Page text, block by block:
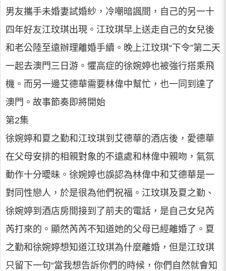
男友攜手未婚妻試婚紗，冷嘲暗諷間，自己的另一十
四年好友江玟琪出現。江玟琪早上送走自己的女兒後
和老公陸至遠辦理離婚手續。晚上江玟琪“下令”第二天
一起去澳門三日游。懼高症的徐婉婷也被強行搭乘飛
機。而另一邊艾德華需要林偉中幫忙，也一同到達了
澳門。故事節奏即將開始
第2集
徐婉婷和夏之勤和江玟琪到艾德華的酒店後，愛德華
在父母安排的相親對象的不遠處和林偉中親吻，氣氛
動作十分曖昧。徐婉婷也誤認為林偉中和艾德華是一
對同性戀人，於是很為他們祝福。江玟琪及夏之勤、
徐婉婷到酒店房間接到了前夫的電話，是自己女兒芮
芮打來的。顯然芮芮不知道她的父母已經離婚了。夏
之勤和徐婉婷想知道江玟琪為什麼離婚，但是江玟琪
只留下一句“當我想告訴你們的時候，你們自然就會知